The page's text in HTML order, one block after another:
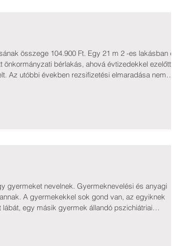
önkormányzati bérlakás, ahová évtizedekkel ezelőtt
Az utóbbi években rezsifizetési elmaradása nem
gyermeket nevelnek. Gyermeknevelési és anyagi
A gyermekekkel sok gond van, az egyiknek
egy másik gyermek állandó pszichiátriai